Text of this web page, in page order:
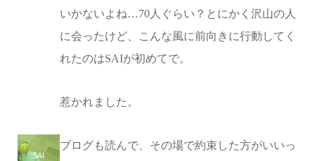
いかないよね…70人ぐらい？とにかく沢山の人
に会ったけど、こんな風に前向きに行動してく
れたのはSAIが初めてで。
惹かれました。
ブログも読んで、その場で約束した方がいいっ